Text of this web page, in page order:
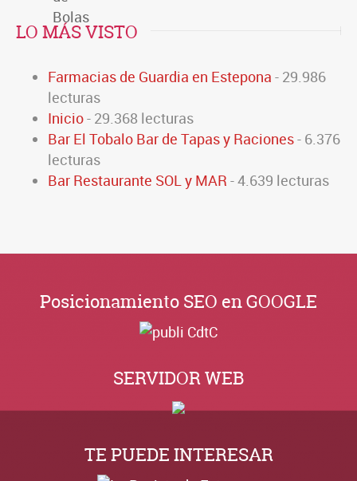
LO MÁS VISTO
Farmacias de Guardia en Estepona - 29.986
lecturas
Inicio- 29.368 lecturas
Bar El Tobalo Bar de Tapas y Raciones- 6.376
lecturas
Bar Restaurante SOL y MAR - 4.639 lecturas
Posicionamiento SEO en GOOGLE
SERVIDOR WEB
TE PUEDE INTERESAR